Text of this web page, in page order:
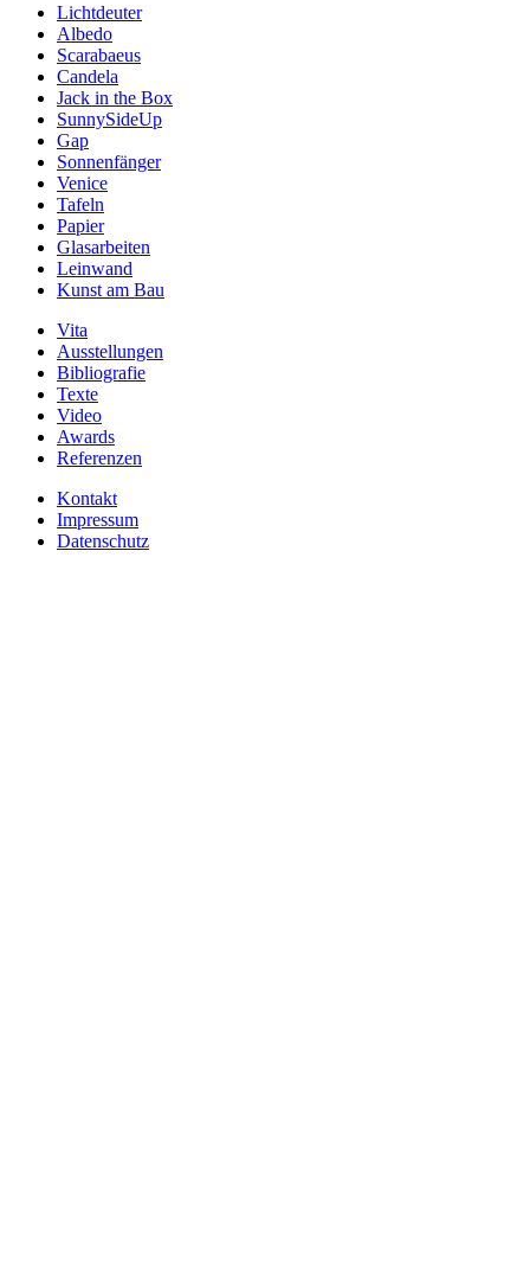
Lichtdeuter
Albedo
Scarabaeus
Candela
Jack in the Box
SunnySideUp
Gap
Sonnenfänger
Venice
Tafeln
Papier
Glasarbeiten
Leinwand
Kunst am Bau
Vita
Ausstellungen
Bibliografie
Texte
Video
Awards
Referenzen
Kontakt
Impressum
Datenschutz